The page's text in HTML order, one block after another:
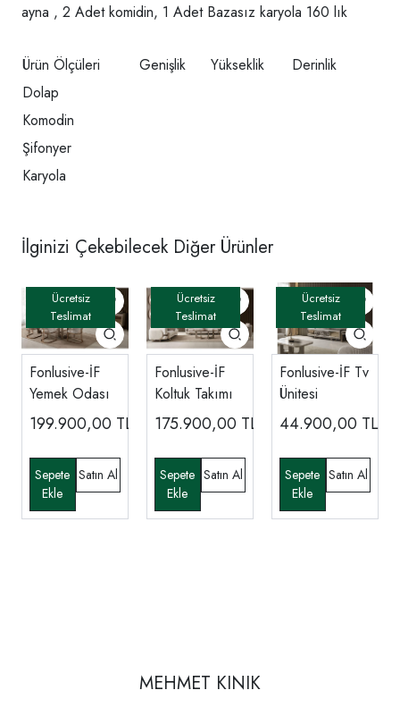
ayna , 2 Adet komidin, 1 Adet Bazasız karyola 160 lık
Ürün Ölçüleri Genişlik Yükseklik
Derinlik
Dolap
Komodin
Şifonyer
Karyola
İlginizi Çekebilecek Diğer Ürünler
Fonlusive-İF
Yemek Odası
199.900,00 TL
Fonlusive-İF
Koltuk Takımı
175.900,00 TL
Fonlusive-İF Tv
Ünitesi
44.900,00 TL
MEHMET KINIK